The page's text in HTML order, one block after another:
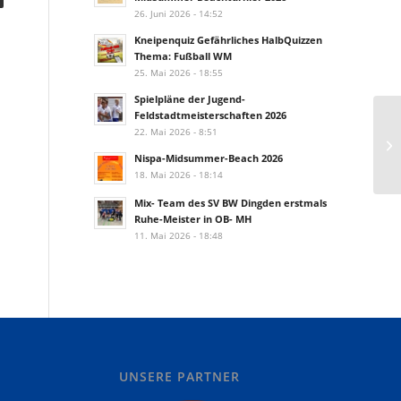
26. Juni 2026 - 14:52
Kneipenquiz Gefährliches HalbQuizzen
Thema: Fußball WM
25. Mai 2026 - 18:55
Spielpläne der Jugend-
Feldstadtmeisterschaften 2026
22. Mai 2026 - 8:51
Nispa-Midsummer-Beach 2026
18. Mai 2026 - 18:14
Mix- Team des SV BW Dingden erstmals
Ruhe-Meister in OB- MH
11. Mai 2026 - 18:48
UNSERE PARTNER